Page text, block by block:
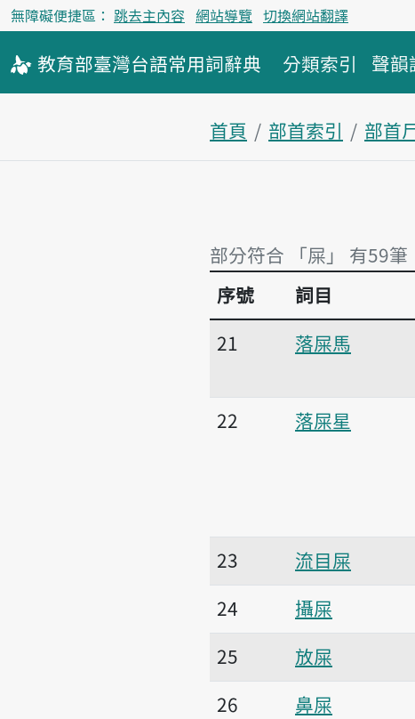
無障礙便捷區： 跳去主內容 網站導覽 切換網站翻譯
教育部臺灣台語常用詞辭典 分類索引 聲韻
首頁 部首索引 部首
部分符合 「屎」 有59筆
部分符合 「屎」 有59筆
序號 詞目
21
落屎馬
22
落屎星
23
流目屎
24
攝屎
25
放屎
26
鼻屎